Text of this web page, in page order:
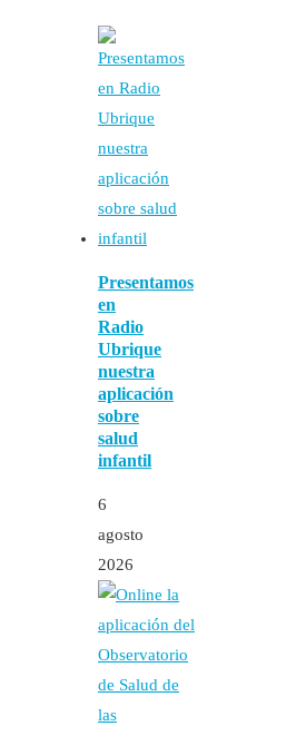
Presentamos
en
Radio
Ubrique
nuestra
aplicación
sobre
salud
infantil
6
agosto
2026